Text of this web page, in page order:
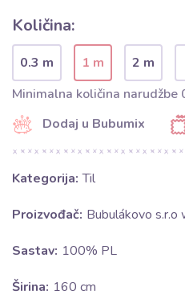
Količina:
0.3 m 1 m
2 m
Minimalna količina narudžbe
Dodaj u Bubumix
Kategorija: Til
Proizvođač: Bubulákovo s.r.o
Sastav: 100% PL
Širina: 160 cm